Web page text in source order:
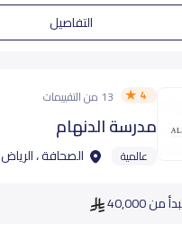
التفاصيل
4 13 من التقييمات
مدرسة الدنهام
عالمية الصحافة ، الرياض
40,000